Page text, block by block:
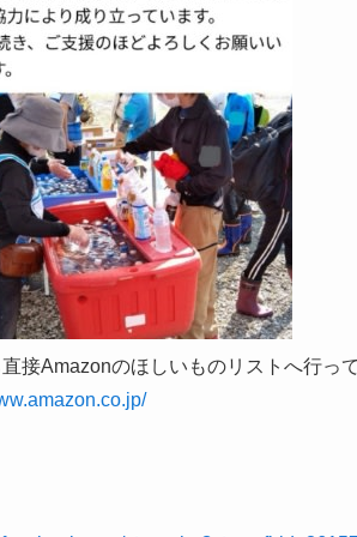
接Amazonのほしいものリストへ行っ